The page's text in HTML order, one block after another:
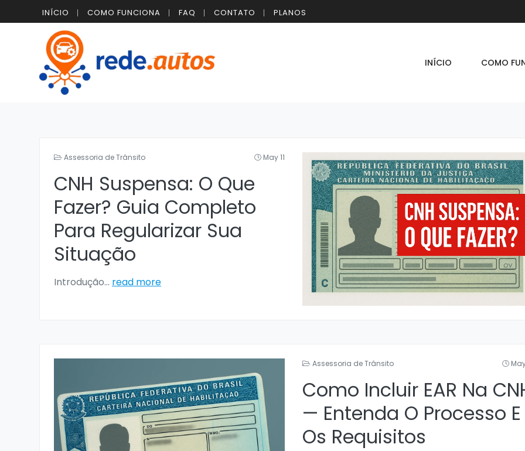
INÍCIO COMO FUNCIONA FAQ CONTATO PLANOS
INÍCIO COMO
Assessoria de Trânsito May 11
CNH Suspensa: O Que
Fazer? Guia Completo
Para Regularizar Sua
Situação
Introdução... read more
Assessoria de Trânsito
Como Incluir EAR Na
— Entenda O Processo E
Os Requisitos